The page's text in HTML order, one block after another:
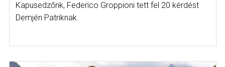
Kapusedzőnk, Federico Groppioni tett fel 20 kérdést
Demjén Patriknak.